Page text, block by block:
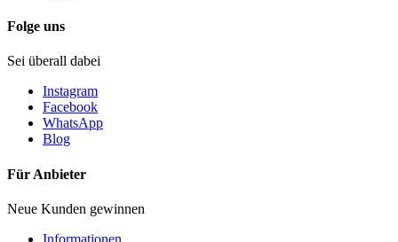
Folge uns
Sei überall dabei
Instagram
Facebook
WhatsApp
Blog
Für Anbieter
Neue Kunden gewinnen
Informationen